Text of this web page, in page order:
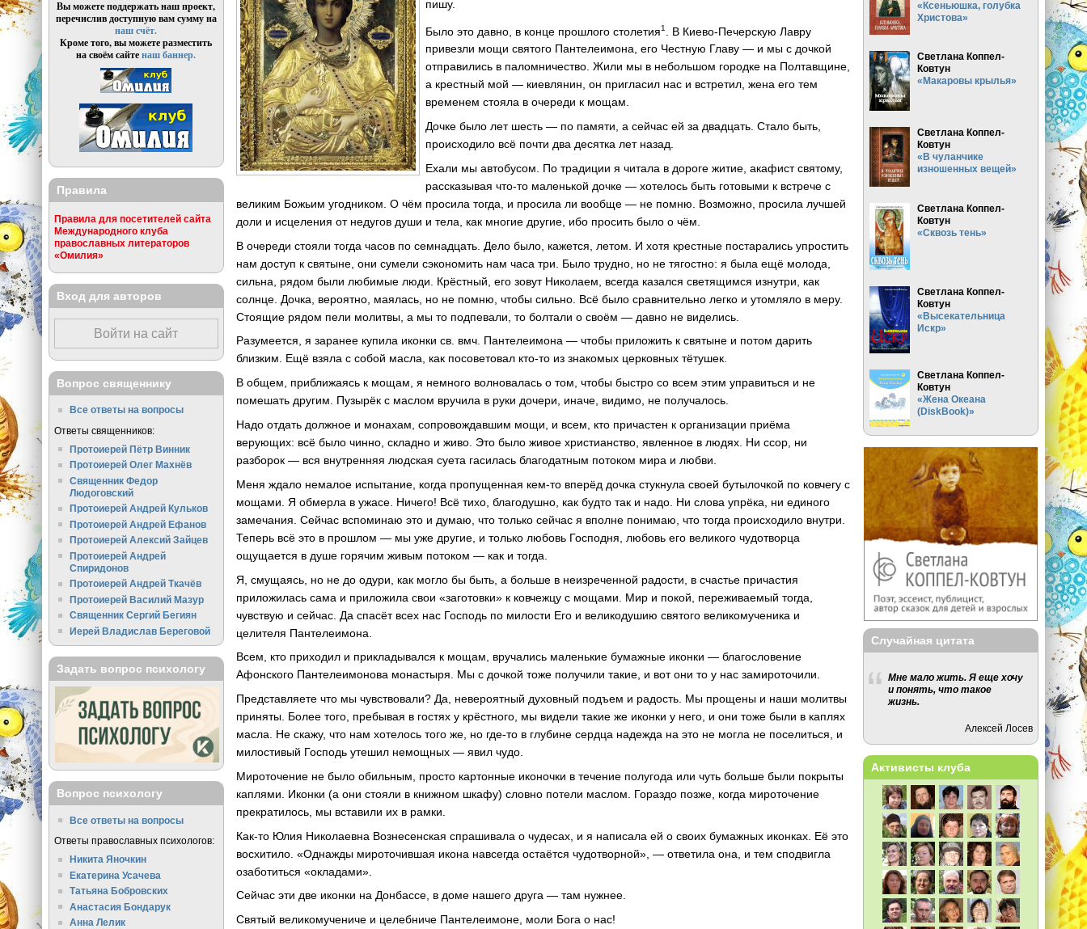
пишу.
Было это давно, в конце прошлого столетия1
. В Киево-Печерскую Лавру
привезли мощи святого Пантелеимона, его Честную Главу — и мы с дочкой
отправились в паломничество. Жили мы в небольшом городке на Полтавщине,
а крестный мой — киевлянин, он пригласил нас и встретил, жена его тем
временем стояла в очереди к мощам.
Дочке было лет шесть — по памяти, а сейчас ей за двадцать. Стало быть,
происходило всё почти два десятка лет назад.
Ехали мы автобусом. По традиции я читала в дороге житие, акафист святому,
рассказывая что-то маленькой дочке — хотелось быть готовыми к встрече с
великим Божьим угодником. О чём просила тогда, и просила ли вообще — не помню. Возможно, просила лучшей
доли и исцеления от недугов души и тела, как многие другие, ибо просить было о чём.
В очереди стояли тогда часов по семнадцать. Дело было, кажется, летом. И хотя крестные постарались упростить
нам доступ к святыне, они сумели сэкономить нам часа три. Было трудно, но не тягостно: я была ещё молода,
сильна, рядом были любимые люди. Крёстный, его зовут Николаем, всегда казался светящимся изнутри, как
солнце. Дочка, вероятно, маялась, но не помню, чтобы сильно. Всё было сравнительно легко и утомляло в меру.
Стоящие рядом пели молитвы, а мы то подпевали, то болтали о своём — давно не виделись.
Разумеется, я заранее купила иконки св. вмч. Пантелеимона — чтобы приложить к святыне и потом дарить
близким. Ещё взяла с собой масла, как посоветовал кто-то из знакомых церковных тётушек.
В общем, приближаясь к мощам, я немного волновалась о том, чтобы быстро со всем этим управиться и не
помешать другим. Пузырёк с маслом вручила в руки дочери, иначе, видимо, не получалось.
Надо отдать должное и монахам, сопровождавшим мощи, и всем, кто причастен к организации приёма
верующих: всё было чинно, складно и живо. Это было живое христианство, явленное в людях. Ни ссор, ни
разборок — вся внутренняя людская суета гасилась благодатным потоком мира и любви.
Меня ждало немалое испытание, когда пропущенная кем-то вперёд дочка стукнула своей бутылочкой по ковчегу с
мощами. Я обмерла в ужасе. Ничего! Всё тихо, благодушно, как будто так и надо. Ни слова упрёка, ни единого
замечания. Сейчас вспоминаю это и думаю, что только сейчас я вполне понимаю, что тогда происходило внутри.
Теперь всё это в прошлом — мы уже другие, и только любовь Господня, любовь его великого чудотворца
ощущается в душе горячим живым потоком — как и тогда.
Я, смущаясь, но не до одури, как могло бы быть, а больше в неизреченной радости, в счастье причастия
приложилась сама и приложила свои «заготовки» к ковчежцу с мощами. Мир и покой, переживаемый тогда,
чувствую и сейчас. Да спасёт всех нас Господь по милости Его и великодушию святого великомученика и
целителя Пантелеимона.
Всем, кто приходил и прикладывался к мощам, вручались маленькие бумажные иконки — благословение
Афонского Пантелеимонова монастыря. Мы с дочкой тоже получили такие, и вот они то у нас замироточили.
Представляете что мы чувствовали? Да, невероятный духовный подъем и радость. Мы прощены и наши молитвы
приняты. Более того, пребывая в гостях у крёстного, мы видели такие же иконки у него, и они тоже были в каплях
масла. Не скажу, что нам хотелось того же, но где-то в глубине сердца надежда на это не могла не поселиться, и
милостивый Господь утешил немощных — явил чудо.
Мироточение не было обильным, просто картонные иконочки в течение полугода или чуть больше были покрыты
каплями. Иконки (а они стояли в книжном шкафу) словно потели маслом. Гораздо позже, когда мироточение
прекратилось, мы вставили их в рамки.
Как-то Юлия Николаевна Вознесенская спрашивала о чудесах, и я написала ей о своих бумажных иконках. Её это
восхитило. «Однажды мироточившая икона навсегда остаётся чудотворной», — ответила она, и тем сподвигла
озаботиться «окладами».
Сейчас эти две иконки на Донбассе, в доме нашего друга — там нужнее.
Святый великомучениче и целебниче Пантелеимоне, моли Бога о нас!
Вы можете поддержать наш проект,
перечислив доступную вам сумму на
наш счёт.
Кроме того, вы можете разместить
на своём сайтенаш баннер.
Правила
Правила для посетителей сайта
Международного клуба
православных литераторов
«Омилия»
Вход для авторов
Войти на сайт
Вопрос священнику
Все ответы на вопросы
Ответы священников:
Протоиерей Пётр Винник
Протоиерей Олег Махнёв
Священник Федор
Людоговский
Протоиерей Андрей Кульков
Протоиерей Андрей Ефанов
Протоиерей Алексий Зайцев
Протоиерей Андрей
Спиридонов
Протоиерей Андрей Ткачёв
Протоиерей Василий Мазур
Священник Сергий Бегиян
Иерей Владислав Береговой
Задать вопрос психологу
Вопрос психологу
Все ответы на вопросы
Ответы православных психологов:
Никита Яночкин
Екатерина Усачева
Татьяна Бобровских
Анастасия Бондарук
Анна Лелик
«Ксеньюшка, голубка
Христова»
Светлана Коппел-
Ковтун
«Макаровы крылья»
Светлана Коппел-
Ковтун
«В чуланчике
изношенных вещей»
Светлана Коппел-
Ковтун
«Сквозь тень»
Светлана Коппел-
Ковтун
«Высекательница
Искр»
Светлана Коппел-
Ковтун
«Жена Океана
(DiskBook)»
Случайная цитата
Мне мало жить. Я еще хочу
и понять, что такое
жизнь.
Алексей Лосев
Активисты клуба